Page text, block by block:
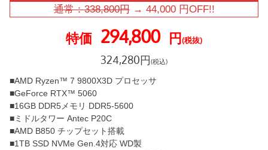
通常：338,800円→ 44,000円OFF!!
特価 294,800 円(税抜)
324,280円(税込)
■AMD Ryzen™ 7 9800X3D プロセッサ
■GeForce RTX™ 5060
■16GB DDR5メモリ DDR5-5600
■ミドルタワー Antec P20C
■AMD B850 チップセット搭載
■1TB SSD NVMe Gen.4対応 WD製